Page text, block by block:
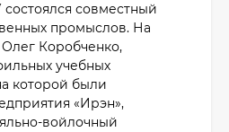
совместный
промыслов. На
Коробченко,
учебных
которой были
«Ирэн»,
войлочный